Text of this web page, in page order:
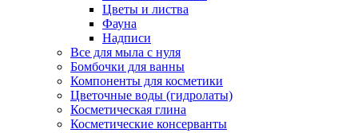
Цветы и листва
Фауна
Надписи
Все для мыла с нуля
Бомбочки для ванны
Компоненты для косметики
Цветочные воды (гидролаты)
Косметическая глина
Косметические консерванты